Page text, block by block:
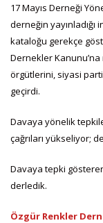
17 Mayıs Derneği
derneğin
kataloğu gerekçe
Dernekler Kanunu’na
örgütlerini, siyasi
geçirdi.
Davaya yönelik
çağrıları yükseliyor;
Davaya tepki
derledik.
Özgür Renkler